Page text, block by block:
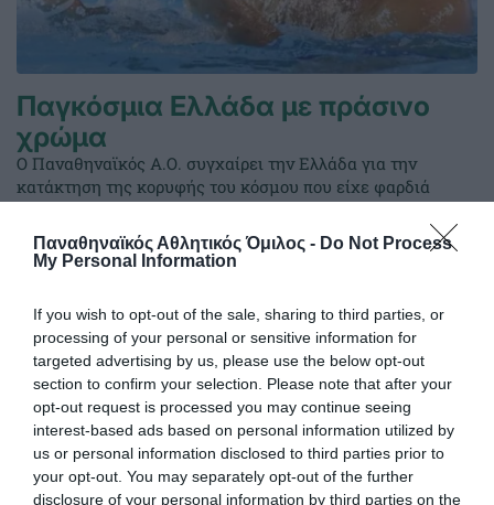
Παναθηναϊκός Αθλητικός Όμιλος - Do Not Process
My Personal Information
If you wish to opt-out of the sale, sharing to third parties, or
processing of your personal or sensitive information for
targeted advertising by us, please use the below opt-out
section to confirm your selection. Please note that after your
opt-out request is processed you may continue seeing
interest-based ads based on personal information utilized by
us or personal information disclosed to third parties prior to
your opt-out. You may separately opt-out of the further
disclosure of your personal information by third parties on the
Παγκόσμια Ελλάδα με πράσινο
χρώμα
Ο Παναθηναϊκός Α.Ο. συγχαίρει την Ελλάδα για την
κατάκτηση της κορυφής του κόσμου που είχε φαρδιά
πλατιά και την υπογραφή του τριφυλλιού.
26.07.2026 ΠΟΛΟ ΑΝΔΡΩΝ